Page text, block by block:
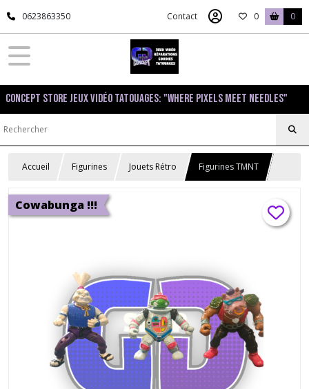
0623863350 Contact 0 0
Concept Store Jeux Vidéo Tatouages: "Where pixels meet needles"
Accueil Figurines Jouets Rétro Figurines TMNT
Cowabunga !!!